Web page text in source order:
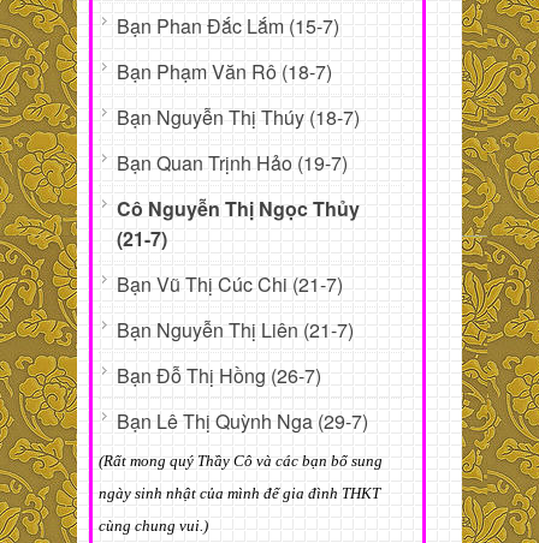
Bạn Phan Đắc Lắm (15-7)
Bạn Phạm Văn Rô (18-7)
Bạn Nguyễn Thị Thúy (18-7)
Bạn Quan Trịnh Hảo (19-7)
Cô Nguyễn Thị Ngọc Thủy
(21-7)
Bạn Vũ Thị Cúc Chi (21-7)
Bạn Nguyễn Thị Liên (21-7)
Bạn Đỗ Thị Hồng (26-7)
Bạn Lê Thị Quỳnh Nga (29-7)
(Rất mong quý Thầy Cô và các bạn bổ sung
ngày sinh nhật của mình để gia đình THKT
cùng chung vui.)